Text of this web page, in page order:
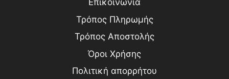
Επικοινωνία
Τρόπος Πληρωμής
Τρόπος Aποστολής
Όροι Χρήσης
Πολιτική απορρήτου